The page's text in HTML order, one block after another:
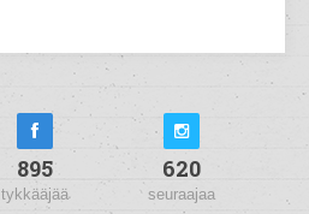
895
tykkääjää
620
seuraajaa